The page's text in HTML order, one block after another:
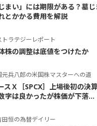
じまい」には期限がある？墓
とかかる費用を解説
トラテジーレポート
株の調整は底値をつけたか
元兵八郎の米国株マスターへの道
スＸ［SPCX］上場後初の決
字は良かったが株価が下落...
田恒の為替デイリー